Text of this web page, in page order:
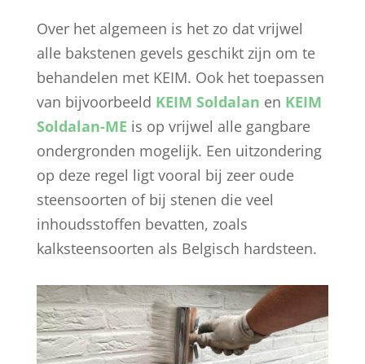
Over het algemeen is het zo dat vrijwel
alle bakstenen gevels geschikt zijn om te
behandelen met KEIM. Ook het toepassen
van bijvoorbeeld KEIM Soldalan en KEIM
Soldalan-ME is op vrijwel alle gangbare
ondergronden mogelijk. Een uitzondering
op deze regel ligt vooral bij zeer oude
steensoorten of bij stenen die veel
inhoudsstoffen bevatten, zoals
kalksteensoorten als Belgisch hardsteen.